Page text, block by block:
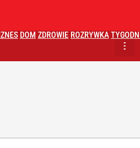
DOM ZDROWIE ROZRYWKA